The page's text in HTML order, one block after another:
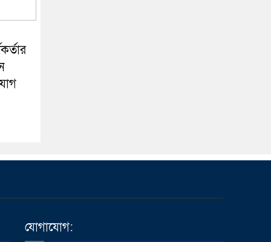
যোগাযোগ: